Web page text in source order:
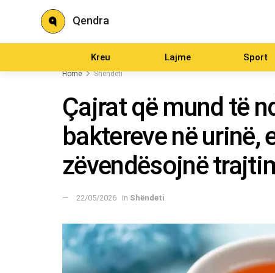
Qendra
Kreu Lajme Sport
Home Shëndeti
Çajrat që mund të
baktereve në urinë,
zëvendësojnë
22/05/2026 in Shëndeti